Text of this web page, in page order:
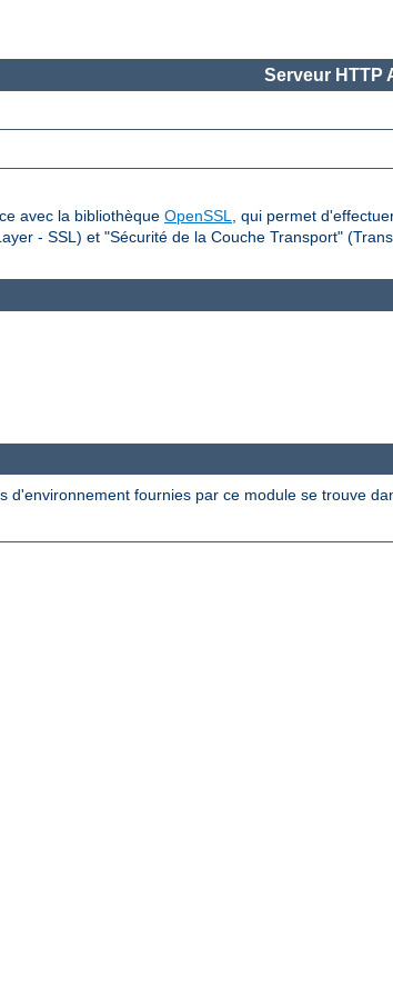
Serveur HTTP
avec la bibliothèque OpenSSL, qui permet
- SSL) et "Sécurité de la Couche Transport"
d'environnement fournies par ce module se trouve